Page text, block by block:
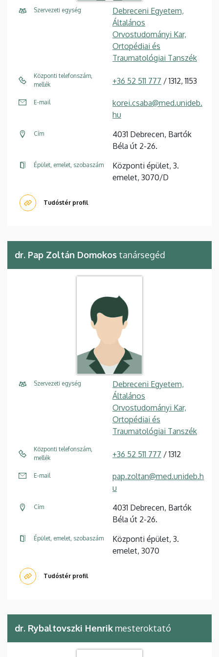
Szervezeti egység
Debreceni Egyetem,
Általános
Orvostudományi Kar,
Ortopédiai és
Traumatológiai Tanszék
Központi telefonszám,
mellék
+36 52 511 777 / 1312, 1153
E-mail
korei.csaba@med.unideb.
hu
Cím
4031 Debrecen, Bartók
Béla út 2-26.
Épület, emelet, szobaszám
Központi épület, 3.
emelet, 3070/D
Tudóstér profil
dr. Pap Zoltán Domokos tanársegéd
Szervezeti egység
Debreceni Egyetem,
Általános
Orvostudományi Kar,
Ortopédiai és
Traumatológiai Tanszék
Központi telefonszám,
mellék
+36 52 511 777 / 1312
E-mail
pap.zoltan@med.unideb.h
u
Cím
4031 Debrecen, Bartók
Béla út 2-26.
Épület, emelet, szobaszám
Központi épület, 3.
emelet, 3070
Tudóstér profil
dr. Rybaltovszki Henrik mesteroktató